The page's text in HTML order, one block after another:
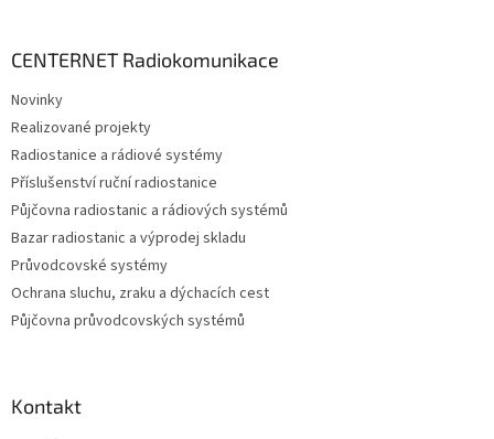
CENTERNET Radiokomunikace
Novinky
Realizované projekty
Radiostanice a rádiové systémy
Příslušenství ruční radiostanice
Půjčovna radiostanic a rádiových systémů
Bazar radiostanic a výprodej skladu
Průvodcovské systémy
Ochrana sluchu, zraku a dýchacích cest
Půjčovna průvodcovských systémů
Kontakt